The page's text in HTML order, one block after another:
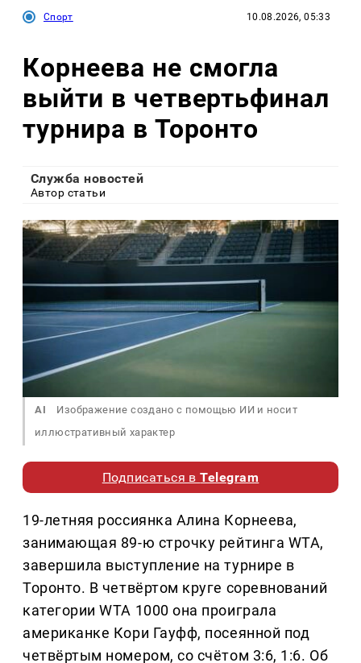
Спорт 10.08.2026, 05:33
Корнеева не смогла
выйти в четвертьфинал
турнира в Торонто
Служба новостей
Автор статьи
AI
Изображение создано с помощью ИИ и носит
иллюстративный характер
Подписаться вTelegram
19-летняя россиянка Алина Корнеева,
занимающая 89-ю строчку рейтинга WTA,
завершила выступление на турнире в
Торонто. В четвёртом круге соревнований
категории WTA 1000 она проиграла
американке Кори Гауфф, посеянной под
четвёртым номером, со счётом 3:6, 1:6. Об